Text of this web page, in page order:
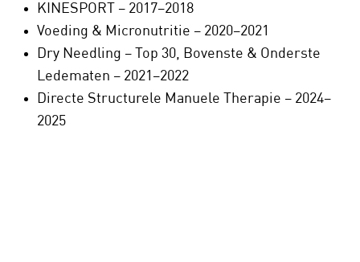
KINESPORT – 2017–2018
Voeding & Micronutritie – 2020–2021
Dry Needling – Top 30, Bovenste & Onderste
Ledematen – 2021–2022
Directe Structurele Manuele Therapie – 2024–
2025